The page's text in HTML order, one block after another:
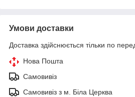
Умови доставки
Доставка здійснюється тільки по
Нова Пошта
Самовивіз
Самовивіз з м. Біла Церква